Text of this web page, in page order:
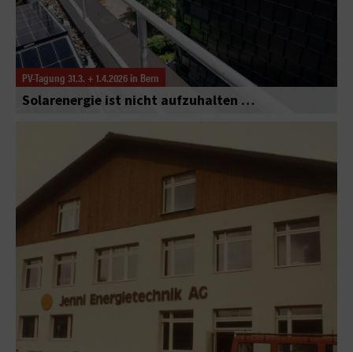
PV-Tagung 31.3. + 1.4.2026 in Bern
Solarenergie ist nicht aufzuhalten …